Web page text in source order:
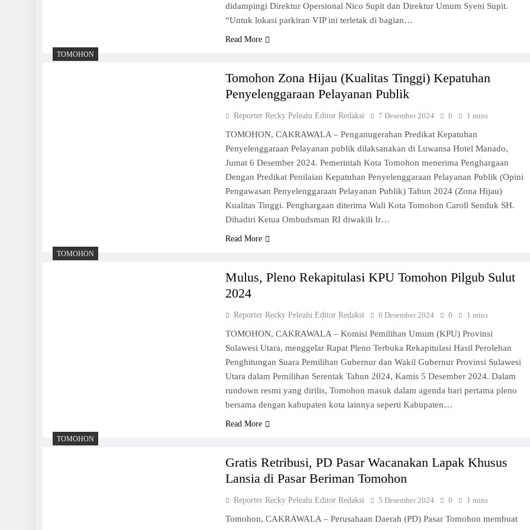
didampingi Direktur Opersional Nico Supit dan Direktur Umum Syeni Supit.
“Untuk lokasi parkiran VIP ini terletak di bagian…
Read More
TOMOHON
Tomohon Zona Hijau (Kualitas Tinggi) Kepatuhan
Penyelenggaraan Pelayanan Publik
Reporter Recky Pelealu Editor Redaksi 7 Desember 2024 0 1 mins
TOMOHON, CAKRAWALA – Penganugerahan Predikat Kepatuhan
Penyelenggaraan Pelayanan publik dilaksanakan di Luwansa Hotel Manado,
Jumat 6 Desember 2024. Pemerintah Kota Tomohon menerima Penghargaan
Dengan Predikat Penilaian Kepatuhan Penyelenggaraan Pelayanan Publik (Opini
Pengawasan Penyelenggaraan Pelayanan Publik) Tahun 2024 (Zona Hijau)
Kualitas Tinggi. Penghargaan diterima Wali Kota Tomohon Caroll Senduk SH.
Dihadiri Ketua Ombudsman RI diwakili Ir…
Read More
TOMOHON
Mulus, Pleno Rekapitulasi KPU Tomohon Pilgub Sulut
2024
Reporter Recky Pelealu Editor Redaksi 6 Desember 2024 0 1 mins
TOMOHON, CAKRAWALA – Komisi Pemilihan Umum (KPU) Provinsi
Sulawesi Utara, menggelar Rapat Pleno Terbuka Rekapitulasi Hasil Perolehan
Penghitungan Suara Pemilihan Gubernur dan Wakil Gubernur Provinsi Sulawesi
Utara dalam Pemilihan Serentak Tahun 2024, Kamis 5 Desember 2024. Dalam
rundown resmi yang dirilis, Tomohon masuk dalam agenda hari pertama pleno
bersama dengan kabupaten kota lainnya seperti Kabupaten…
Read More
TOMOHON
Gratis Retribusi, PD Pasar Wacanakan Lapak Khusus
Lansia di Pasar Beriman Tomohon
Reporter Recky Pelealu Editor Redaksi 5 Desember 2024 0 1 mins
Tomohon, CAKRAWALA – Perusahaan Daerah (PD) Pasar Tomohon membuat